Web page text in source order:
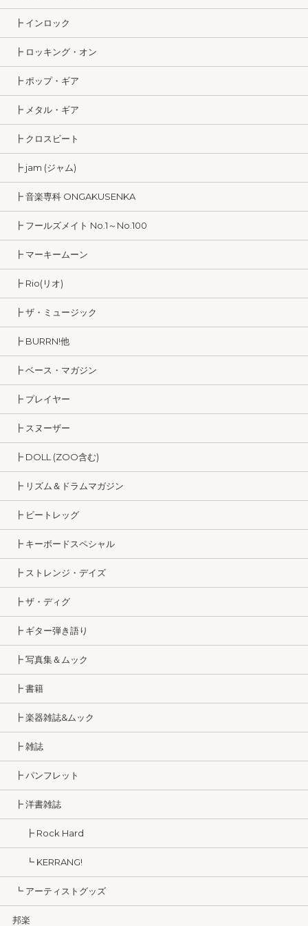
┣ インロック
┣ ロッキング・オン
┣ ポップ・ギア
┣ メタル・ギア
┣ クロスビート
┣ jam (ジャム)
┣ 音楽専科 ONGAKUSENKA
┣ フールズメイト No.1～No.100
┣ マーキームーン
┣ Rio(リオ)
┣ ザ・ミュージック
┣ BURRN!他
┣ ベース・マガジン
┣ プレイヤー
┣ スヌーザー
┣ DOLL (ZOO含む)
┣ リズム＆ドラムマガジン
┣ ビートレッグ
┣ キーボードスペシャル
┣ ストレンジ・デイズ
┣ ザ・ディグ
┣ ギター弾き語り
┣ 写真集＆ムック
┣ 書籍
┣ 楽器雑誌&ムック
┣ 雑誌
┣ パンフレット
┣ 洋書雑誌
┣ Rock Hard
┗ KERRANG!
┗ アーティストグッズ
邦楽